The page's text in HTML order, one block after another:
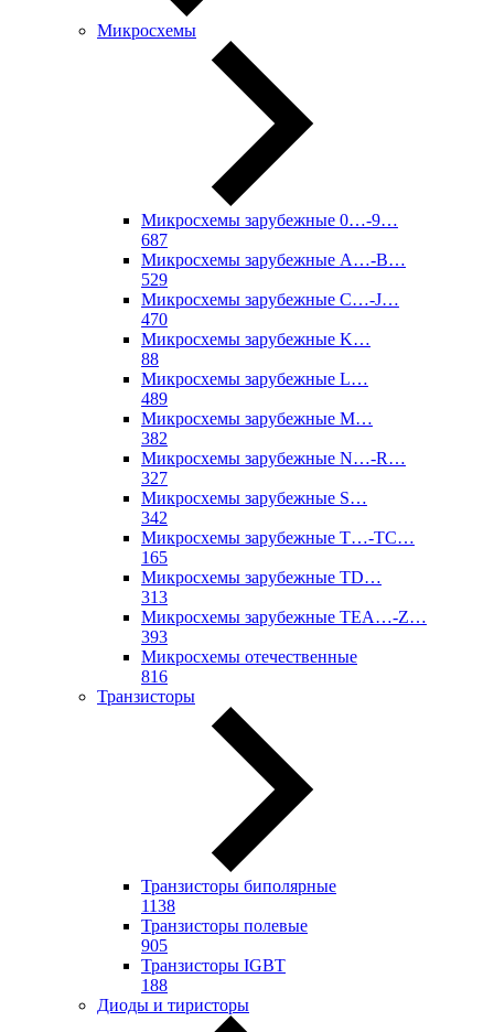
Микросхемы
Микросхемы зарубежные 0…-9…
687
Микросхемы зарубежные A…-B…
529
Микросхемы зарубежные C…-J…
470
Микросхемы зарубежные K…
88
Микросхемы зарубежные L…
489
Микросхемы зарубежные M…
382
Микросхемы зарубежные N…-R…
327
Микросхемы зарубежные S…
342
Микросхемы зарубежные T…-TC…
165
Микросхемы зарубежные TD…
313
Микросхемы зарубежные TEA…-Z…
393
Микросхемы отечественные
816
Транзисторы
Транзисторы биполярные
1138
Транзисторы полевые
905
Транзисторы IGBT
188
Диоды и тиристоры